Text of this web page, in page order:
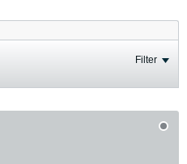
Filter